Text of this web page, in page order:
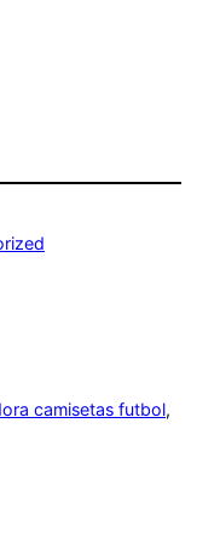
camisetas futbol